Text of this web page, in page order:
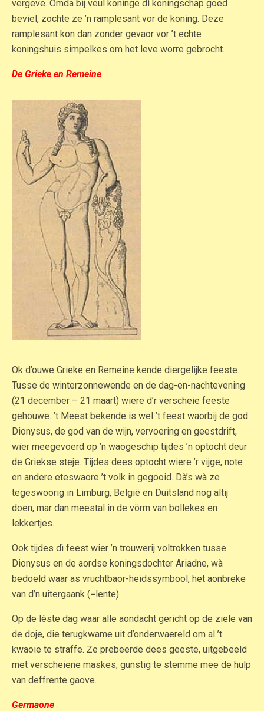
vergeve. Omda bij veul koninge dì koningschap goed
beviel, zochte ze ’n ramplesant vor de koning. Deze
ramplesant kon dan zonder gevaor vor ’t echte
koningshuis simpelkes om het leve worre gebrocht.
De Grieke en Remeine
Ok d’ouwe Grieke en Remeine kende diergelijke feeste.
Tusse de winterzonnewende en de dag-en-nachtevening
(21 december – 21 maart) wiere d’r verscheie feeste
gehouwe. ’t Meest bekende is wel ’t feest waorbij de god
Dionysus, de god van de wijn, vervoering en geestdrift,
wier meegevoerd op ’n waogeschip tijdes ’n optocht deur
de Griekse steje. Tijdes dees optocht wiere ’r vijge, note
en andere eteswaore ’t volk in gegooid. Dà’s wà ze
tegeswoorig in Limburg, België en Duitsland nog altij
doen, mar dan meestal in de vörm van bollekes en
lekkertjes.
Ook tijdes dì feest wier ’n trouwerij voltrokken tusse
Dionysus en de aordse koningsdochter Ariadne, wà
bedoeld waar as vruchtbaor-heidssymbool, het aonbreke
van d’n uitergaank (=lente).
Op de lèste dag waar alle aondacht gericht op de ziele van
de doje, die terugkwame uit d’onderwaereld om al ’t
kwaoie te straffe. Ze prebeerde dees geeste, uitgebeeld
met verscheiene maskes, gunstig te stemme mee de hulp
van deffrente gaove.
Germaone